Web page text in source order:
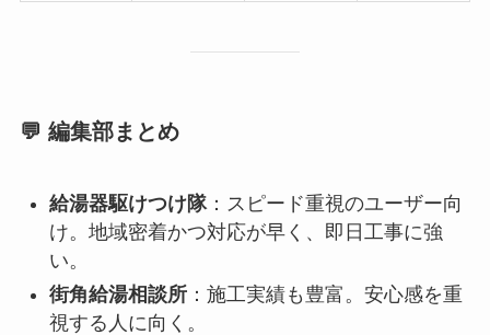
💬 編集部まとめ
給湯器駆けつけ隊：スピード重視のユーザー向
け。地域密着かつ対応が早く、即日工事に強
い。
街角給湯相談所：施工実績も豊富。安心感を重
視する人に向く。